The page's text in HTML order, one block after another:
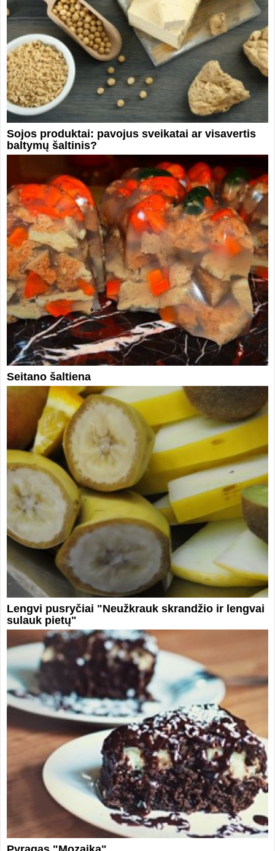
Sojos produktai: pavojus sveikatai ar visavertis
baltymų šaltinis?
Seitano šaltiena
Lengvi pusryčiai "Neužkrauk skrandžio ir lengvai
sulauk pietų"